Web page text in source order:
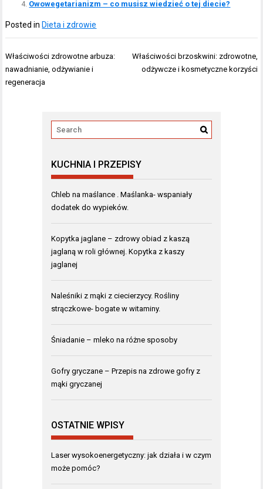
Owowegetarianizm – co musisz wiedzieć o tej diecie?
Posted in Dieta i zdrowie
Nawigacja
wpisu
Właściwości zdrowotne arbuza:
nawadnianie, odżywianie i
regeneracja
Właściwości brzoskwini: zdrowotne,
odżywcze i kosmetyczne korzyści
KUCHNIA I PRZEPISY
Chleb na maślance . Maślanka- wspaniały
dodatek do wypieków.
Kopytka jaglane – zdrowy obiad z kaszą
jaglaną w roli głównej. Kopytka z kaszy
jaglanej
Naleśniki z mąki z ciecierzycy. Rośliny
strączkowe- bogate w witaminy.
Śniadanie – mleko na różne sposoby
Gofry gryczane – Przepis na zdrowe gofry z
mąki gryczanej
OSTATNIE WPISY
Laser wysokoenergetyczny: jak działa i w czym
może pomóc?